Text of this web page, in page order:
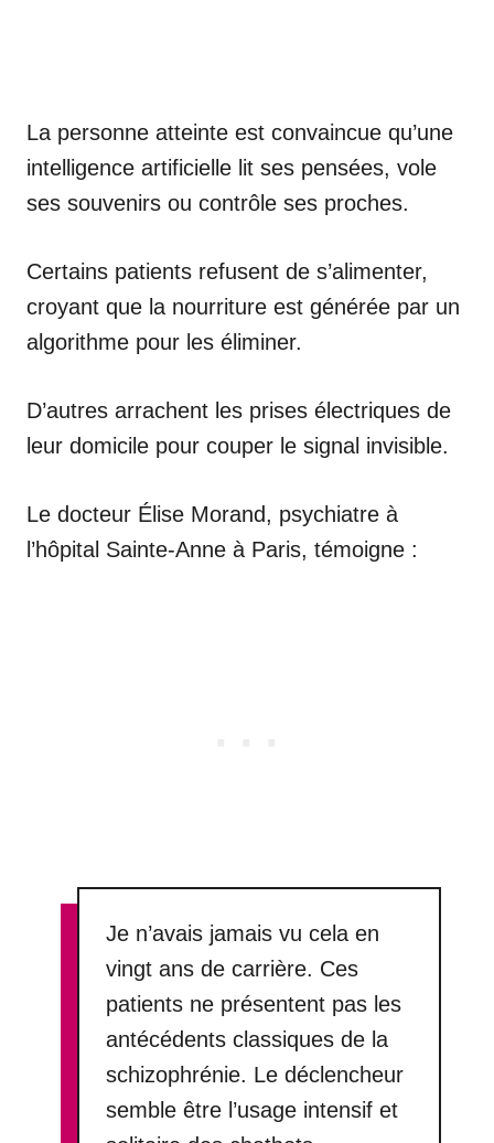
La personne atteinte est convaincue qu’une
intelligence artificielle lit ses pensées, vole
ses souvenirs ou contrôle ses proches.
Certains patients refusent de s’alimenter,
croyant que la nourriture est générée par un
algorithme pour les éliminer.
D’autres arrachent les prises électriques de
leur domicile pour couper le signal invisible.
Le docteur Élise Morand, psychiatre à
l’hôpital Sainte-Anne à Paris, témoigne :
Je n’avais jamais vu cela en
vingt ans de carrière. Ces
patients ne présentent pas les
antécédents classiques de la
schizophrénie. Le déclencheur
semble être l’usage intensif et